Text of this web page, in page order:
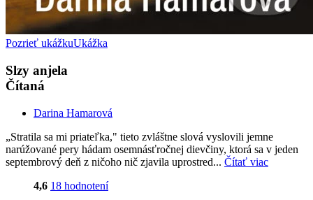
Pozrieť ukážkuUkážka
Slzy anjela
Čítaná
Darina Hamarová
„Stratila sa mi priateľka," tieto zvláštne slová vyslovili jemne
narúžované pery hádam osemnásťročnej dievčiny, ktorá sa v jeden
septembrový deň z ničoho nič zjavila uprostred... Čítať viac
4,6 18 hodnotení